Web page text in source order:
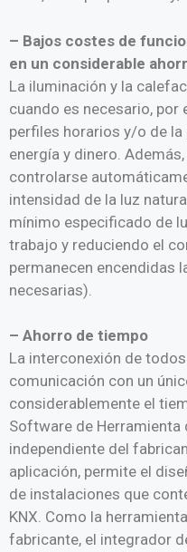
– Bajos costes de
en un considerable
La iluminación y la
cuando es necesario, por
perfiles horarios y/o de la
energía y dinero.
controlarse
intensidad de la luz
mínimo especificado de
trabajo y reduciendo el
permanecen encendidas
necesarias).
– Ahorro de tiempo
La interconexión de
comunicación con un
considerablemente el
Software de Herramienta
independiente del
aplicación, permite el
de instalaciones que
KNX. Como la
fabricante, el integrador